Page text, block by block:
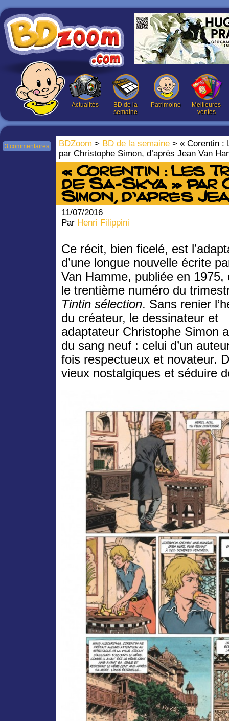
Actualités
BD de la
semaine
Patrimoine
Meilleures
ventes
BDZoom > BD de la semaine > « Corentin :
par Christophe Simon, d’après Jean Van
3 commentaires
« Corentin : Les
de Sa-Skya » par
Simon, d’après
11/07/2016
Par Henri Filippini
Ce récit, bien ficelé, est
d’une longue nouvelle écrite
Van Hamme, publiée en 1975,
le trentième numéro du
Tintin sélection. Sans renier
du créateur, le dessinateur et
adaptateur Christophe Simon
du sang neuf : celui d’un
fois respectueux et novateur.
vieux nostalgiques et séduire